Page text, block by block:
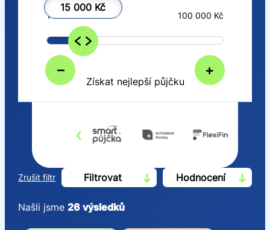
15 000 Kč
– +
1 000 Kč 100 000 Kč
Získat nejlepší půjčku
‹ ›
Zrušit filtr Filtrovat Hodnocení
Našli jsme26 výsledků